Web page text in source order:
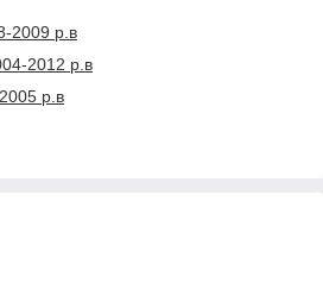
2009 р.в
2012 р.в
р.в